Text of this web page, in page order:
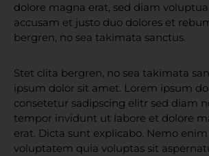
dolore magna erat, sed diam
accusam et justo duo dolores et
bergren, no sea takimata sanctus.
Stet clita bergren, no sea takimata
ipsum dolor sit amet. Lorem ipsum
consetetur sadipscing elitr sed diam
tempor invidunt ut labore et dolore
erat. Dicta sunt explicabo. Nemo
voluptatem quia voluptas sit